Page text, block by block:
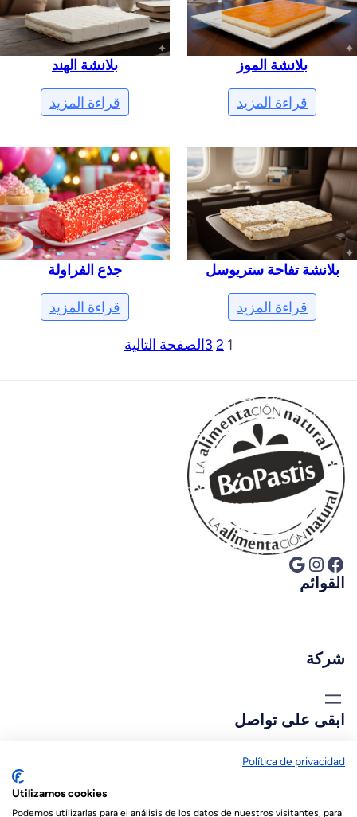
بلانشة الموز
قراءة المزيد
بلانشة الهند
قراءة المزيد
بلانشة تفاحة ستريوسل
قراءة المزيد
جذع الفراولة
قراءة المزيد
1
2
3الصفحة التالية
فيسبوك إنستجرام جوجل
القوائم
شركة
ابقى على تواصل
biopastis@biopastis.com
+34 925 180 903
Política de privacidad
Utilizamos cookies
Podemos utilizarlas para el análisis de los datos de nuestros visitantes, para